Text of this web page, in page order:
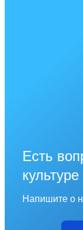
Есть
Напишите о